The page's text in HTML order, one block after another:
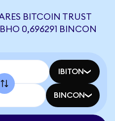
BITCOIN TRUST
0,696291 BINCON
IBITON
BINCON